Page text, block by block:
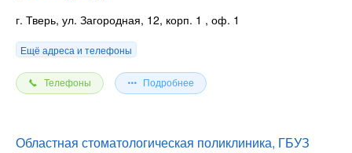
г. Тверь, ул. Загородная, 12, корп. 1 , оф. 1
Ещё адреса и телефоны
Телефоны Подробнее
Областная стоматологическая поликлиника, ГБУЗ